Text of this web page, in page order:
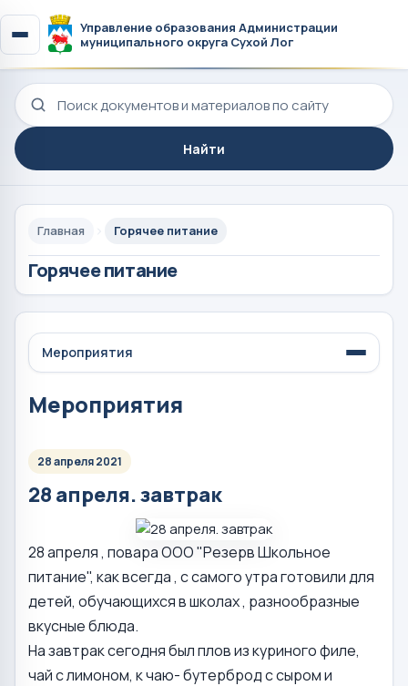
Управление образования Администрации
муниципального округа Сухой Лог
Поиск по сайту
Найти
Главная Горячее питание
Горячее питание
Мероприятия
Мероприятия
28 апреля 2021
28 апреля. завтрак
28 апреля , повара ООО "Резерв Школьное
питание", как всегда , с самого утра готовили для
детей, обучающихся в школах , разнообразные
вкусные блюда.
На завтрак сегодня был плов из куриного филе,
чай с лимоном, к чаю- бутерброд с сыром и